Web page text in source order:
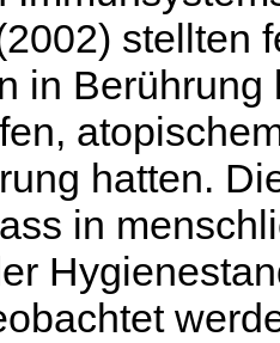
stellten
in
hatten.
in